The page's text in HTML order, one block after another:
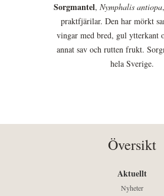
Sorgmantel, Nymphalis antiopa
praktfjärilar. Den har mörkt
vingar med bred, gul ytterkant
annat sav och rutten frukt.
hela Sverige.
Översikt
Aktuellt
Nyheter